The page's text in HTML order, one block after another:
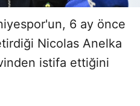
6 ay önce
Nicolas Anelka
istifa ettiğini